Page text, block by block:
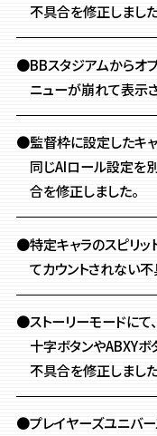
不具合を修正しました
●BBスタジアムからオ
ニューが崩れて表示
●監督枠に設定したキ
同じAIロール設定を
合を修正しました。
●特定キャラのスピリッ
てカウントされない
●ストーリーモードにて
十字ボタンやABXY
不具合を修正しました
●プレイヤーズユニバー